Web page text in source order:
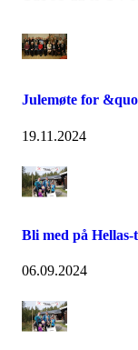
Julemøte for
19.11.2024
Bli med på Hellas-
06.09.2024